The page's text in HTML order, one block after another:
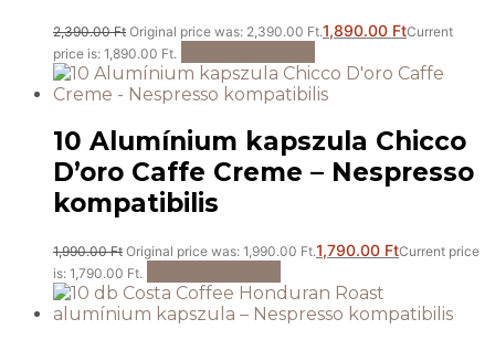
2,390.00Ft Original price was: 2,390.00 Ft.1,890.00 FtCurrent
price is: 1,890.00 Ft.
10 Alumínium kapszula Chicco
D’oro Caffe Creme – Nespresso
kompatibilis
1,990.00Ft Original price was: 1,990.00 Ft.1,790.00 FtCurrent price
is: 1,790.00 Ft.